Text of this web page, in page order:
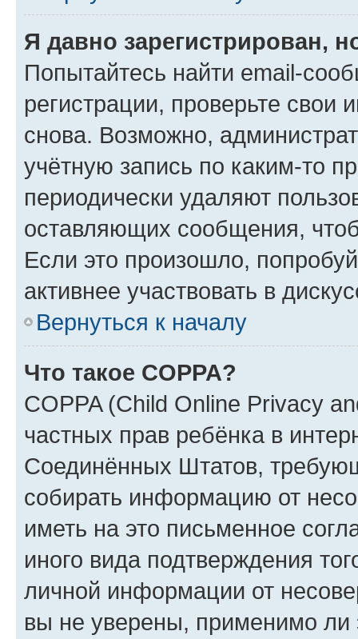
Я давно зарегистрирован,
Попытайтесь найти email-
регистрации, проверьте свои
снова. Возможно,
учётную запись по каким-то
периодически удаляют
оставляющих сообщения,
Если это произошло,
активнее участвовать в
Вернуться к началу
Что такое COPPA?
COPPA (Child Online Privacy
частных прав ребёнка в
Соединённых Штатов,
собирать информацию от
иметь на это письменное
иного вида подтверждения
личной информации от
вы не уверены, применимо ли